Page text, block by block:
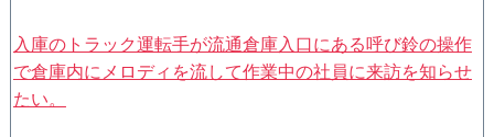
入庫のトラック運転手が流通倉庫入口にある呼び鈴の操作
で倉庫内にメロディを流して作業中の社員に来訪を知らせ
たい。